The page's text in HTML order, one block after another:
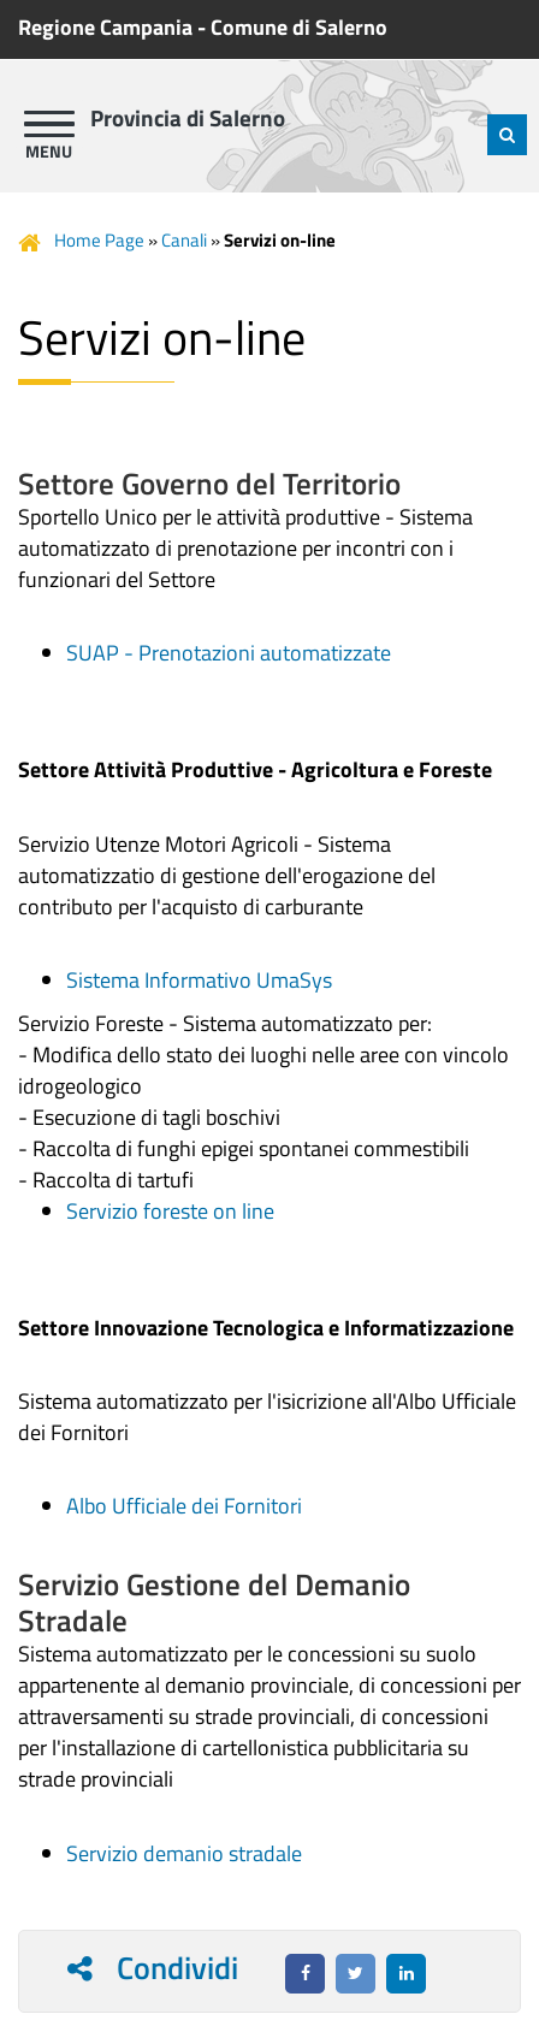
Regione Campania-Comune di Salerno
Provincia di Salerno
Home Page »Canali»Servizi on-line
Servizi on-line
Settore Governo del Territorio
Sportello Unico per le attività produttive - Sistema
automatizzato di prenotazione per incontri con i
funzionari del Settore
SUAP - Prenotazioni automatizzate
Settore Attività Produttive - Agricoltura e Foreste
Servizio Utenze Motori Agricoli - Sistema
automatizzatio di gestione dell'erogazione del
contributo per l'acquisto di carburante
Sistema Informativo UmaSys
Servizio Foreste - Sistema automatizzato per:
- Modifica dello stato dei luoghi nelle aree con vincolo
idrogeologico
- Esecuzione di tagli boschivi
- Raccolta di funghi epigei spontanei commestibili
- Raccolta di tartufi
Servizio foreste on line
Settore Innovazione Tecnologica e Informatizzazione
Sistema automatizzato per l'isicrizione all'Albo Ufficiale
dei Fornitori
Albo Ufficiale dei Fornitori
Servizio Gestione del Demanio
Stradale
Sistema automatizzato per le concessioni su suolo
appartenente al demanio provinciale, di concessioni per
attraversamenti su strade provinciali, di concessioni
per l'installazione di cartellonistica pubblicitaria su
strade provinciali
Servizio demanio stradale
Condividi